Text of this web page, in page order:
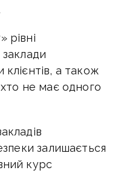
рівні
а також
не має одного
залишається
курс